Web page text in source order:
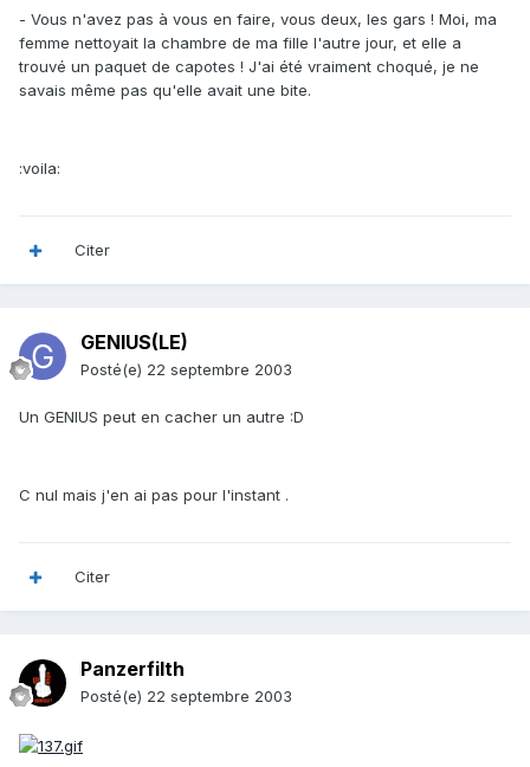
- Vous n'avez pas à vous en faire, vous deux, les gars ! Moi, ma
femme nettoyait la chambre de ma fille l'autre jour, et elle a
trouvé un paquet de capotes ! J'ai été vraiment choqué, je ne
savais même pas qu'elle avait une bite.
:voila:
Citer
GENIUS(LE)
Posté(e) 22 septembre 2003
Un GENIUS peut en cacher un autre :D
C nul mais j'en ai pas pour l'instant .
Citer
Panzerfilth
Posté(e) 22 septembre 2003